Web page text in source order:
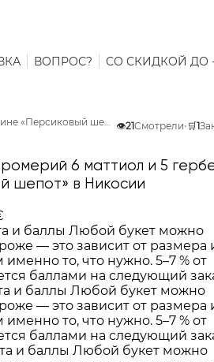
ВОПРОС? СО СКИДКОЙ ДО -
Композиция из 11 альстромерий 6 маттиол и 5 гербер в корзине «Персиковый шепот» в Никосии 👁️21Смотрели• 🛒1
6 маттиол и 5
шепот» в Никосии
и баллы Любой букет можно
— это зависит от размера
то, что нужно. 5–7 % от
баллами на следующий
и баллы Любой букет можно
— это зависит от размера
то, что нужно. 5–7 % от
баллами на следующий
и баллы Любой букет можно